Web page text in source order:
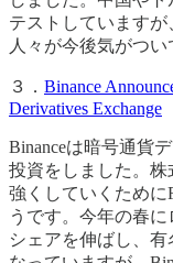
テストしています
人々が今後気がつい
３． Binance
Derivatives Exchange
Binanceは暗号通貨
投資をしました。
強くしていくため
うです。今年の春
シェアを伸ばし、